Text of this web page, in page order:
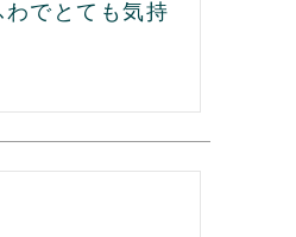
でとても気持